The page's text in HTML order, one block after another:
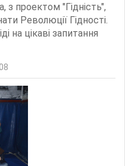
з проектом "Гідність",
Революції Гідності.
на цікаві запитання